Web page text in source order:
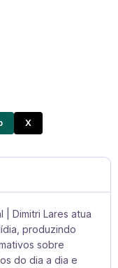
X
Dimitri Lares atua
produzindo
sobre
do dia a dia e